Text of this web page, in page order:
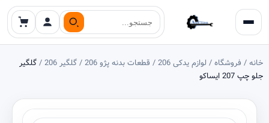
جستجو
خانه/ فروشگاه/ لوازم یدکی 206 / قطعات بدنه پژو 206 /گلگیر 206 /گلگیر
جلو چپ 207 ایساکو